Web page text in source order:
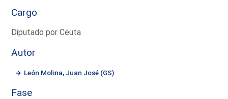
Cargo
Diputado por Ceuta
Autor
León Molina, Juan José (GS)
Fase